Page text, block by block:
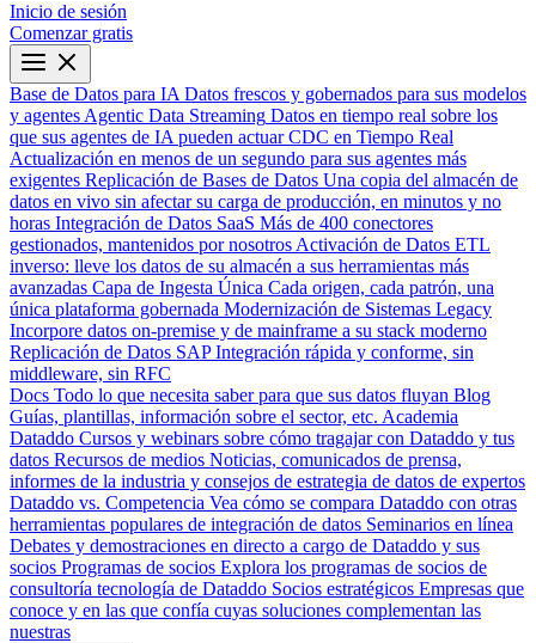
Inicio de sesión
Comenzar gratis
Base de Datos para IA Datos frescos y gobernados para sus modelos
y agentes Agentic Data Streaming Datos en tiempo real sobre los
que sus agentes de IA pueden actuar CDC en Tiempo Real
Actualización en menos de un segundo para sus agentes más
exigentes Replicación de Bases de Datos Una copia del almacén de
datos en vivo sin afectar su carga de producción, en minutos y no
horas Integración de Datos SaaS Más de 400 conectores
gestionados, mantenidos por nosotros Activación de Datos ETL
inverso: lleve los datos de su almacén a sus herramientas más
avanzadas Capa de Ingesta Única Cada origen, cada patrón, una
única plataforma gobernada Modernización de Sistemas Legacy
Incorpore datos on-premise y de mainframe a su stack moderno
Replicación de Datos SAP Integración rápida y conforme, sin
middleware, sin RFC
Docs Todo lo que necesita saber para que sus datos fluyan Blog
Guías, plantillas, información sobre el sector, etc. Academia
Dataddo Cursos y webinars sobre cómo tragajar con Dataddo y tus
datos Recursos de medios Noticias, comunicados de prensa,
informes de la industria y consejos de estrategia de datos de expertos
Dataddo vs. Competencia Vea cómo se compara Dataddo con otras
herramientas populares de integración de datos Seminarios en línea
Debates y demostraciones en directo a cargo de Dataddo y sus
socios Programas de socios Explora los programas de socios de
consultoría tecnología de Dataddo Socios estratégicos Empresas que
conoce y en las que confía cuyas soluciones complementan las
nuestras